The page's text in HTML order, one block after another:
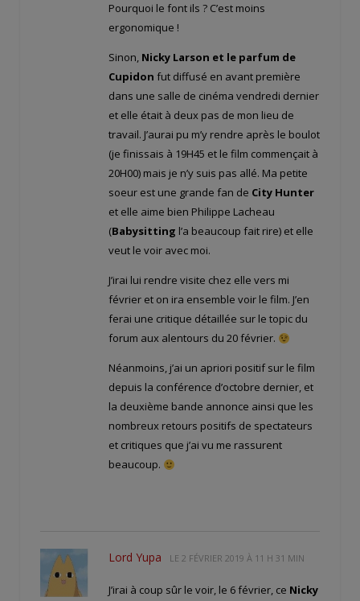
Pourquoi le font ils ? C’est moins
ergonomique !
Sinon, Nicky Larson et le parfum de
Cupidon fut diffusé en avant première
dans une salle de cinéma vendredi dernier
et elle était à deux pas de mon lieu de
travail. J’aurai pu m’y rendre après le boulot
(je finissais à 19H45 et le film commençait à
20H00) mais je n’y suis pas allé. Ma petite
soeur est une grande fan de City Hunter
et elle aime bien Philippe Lacheau
(Babysitting l’a beaucoup fait rire) et elle
veut le voir avec moi.
J’irai lui rendre visite chez elle vers mi
février et on ira ensemble voir le film. J’en
ferai une critique détaillée sur le topic du
forum aux alentours du 20 février.
Néanmoins, j’ai un apriori positif sur le film
depuis la conférence d’octobre dernier, et
la deuxième bande annonce ainsi que les
nombreux retours positifs de spectateurs
et critiques que j’ai vu me rassurent
beaucoup.
Lord Yupa LE 2 FÉVRIER 2019 À 11 H 31 MIN
J’irai à coup sûr le voir, le 6 février, ce Nicky